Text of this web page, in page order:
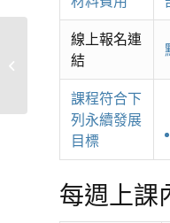
線上報名連
結
課程符合下
列永續發展
目標
每週上課
神秘的法國葡萄酒產區之旅(